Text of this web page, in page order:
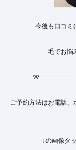
今後も口コミ
毛でお悩
୨୧
ご予約方法はお電話
↓の画像タ